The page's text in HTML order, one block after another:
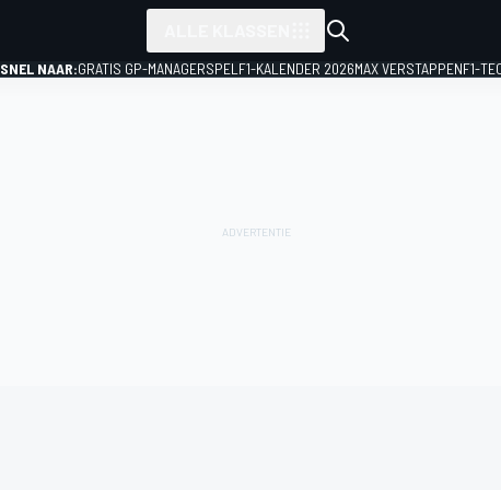
SNEL NAAR:GRATIS GP-MANAGERSPEL F1-KALENDER 2026MAX VERSTAPPENF1-